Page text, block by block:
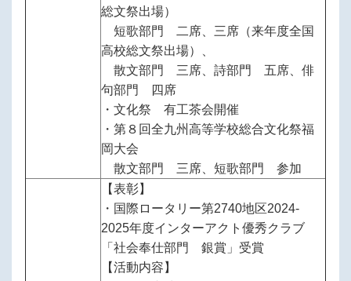
総文祭出場）
短歌部門 二席、三席（来年度全国
高校総文祭出場）、
散文部門 三席、詩部門 五席、俳
句部門 四席
・文化祭 有工茶会開催
・第８回全九州高等学校総合文化祭福
岡大会
散文部門 三席、短歌部門 参加
【表彰】
・国際ロータリー第2740地区2024-
2025年度インターアクト優秀クラブ
「社会奉仕部門 銀賞」受賞
【活動内容】